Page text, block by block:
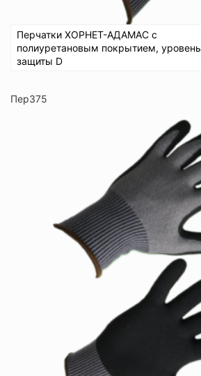
Перчатки ХОРНЕТ-АДАМАС с
полиуретановым покрытием, уровень
защиты D
Пер375